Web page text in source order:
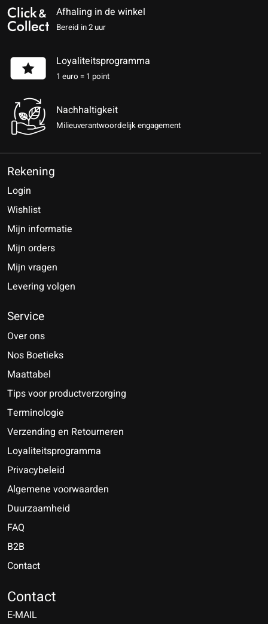
Afhaling in de winkel
Bereid in 2 uur
Loyaliteitsprogramma
1 euro = 1 point
Nachhaltigkeit
Milieuverantwoordelijk engagement
Rekening
Login
Wishlist
Mijn informatie
Mijn orders
Mijn vragen
Levering volgen
Service
Over ons
Nos Boetieks
Maattabel
Tips voor productverzorging
Terminologie
Verzending en Retourneren
Loyaliteitsprogramma
Privacybeleid
Algemene voorwaarden
Duurzaamheid
FAQ
B2B
Contact
Contact
E-MAIL